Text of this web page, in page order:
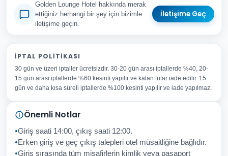
Golden Lounge Hotel hakkında merak
ettiğiniz herhangi bir şey için bizimle
iletişime geçin.
İletişime Geç
Adınız Soyadınız
E-posta Adresiniz
Konu
Sorunuz
İPTAL POLITIKASI
30 gün ve üzeri iptaller ücretsizdir. 30-20 gün arası iptallerde %40, 20-
15 gün arası iptallerde %60 kesinti yapılır ve kalan tutar iade edilir. 15
gün ve daha kısa süreli iptallerde %100 kesinti yapılır ve iade yapılmaz.
Önemli Notlar
Giriş saati 14:00, çıkış saati 12:00.
Erken giriş ve geç çıkış talepleri otel müsaitliğine bağlıdır.
Giriş sırasında tüm misafirlerin kimlik veya pasaport